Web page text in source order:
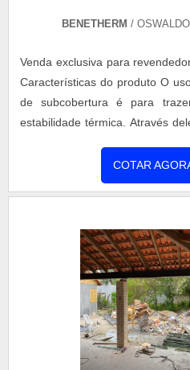
BENETHERM /
Venda exclusiva para
Características do produto O
de subcobertura é para
estabilidade térmica. Através
economia aconteça. Feita
metalizada uma face
principais vanta....
COTAR